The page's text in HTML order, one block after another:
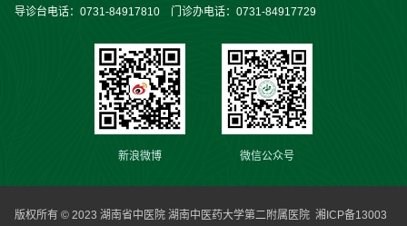
导诊台电话：0731-84917810 门诊办电话：0731-84917729
新浪微博 微信公众号
版权所有 © 2023 湖南省中医院 湖南中医药大学第二附属医院 湘ICP备13003